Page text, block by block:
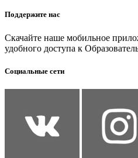
Поддержите нас
Скачайте наше мобильное
удобного доступа к
Социальные сети